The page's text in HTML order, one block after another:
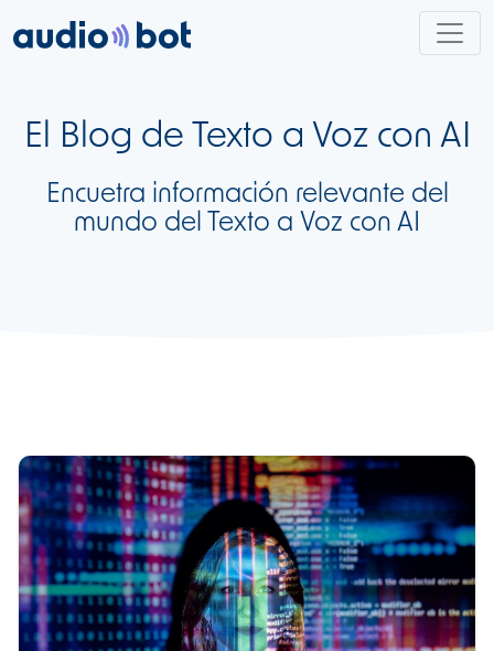
El Blog de Texto a Vozcon AI
Encuetra información relevante del
mundo del Texto a Voz con AI